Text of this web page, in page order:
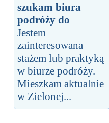
szukam biura
podróży do
Jestem
zainteresowana
stażem lub praktyką
w biurze podróży.
Mieszkam aktualnie
w Zielonej...